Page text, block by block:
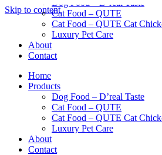
Skip to content
Dog Food – D’real Taste
Cat Food – QUTE
Cat Food – QUTE Cat
Luxury Pet Care
About
Contact
Home
Products
Dog Food – D’real Taste
Cat Food – QUTE
Cat Food – QUTE Cat
Luxury Pet Care
About
Contact